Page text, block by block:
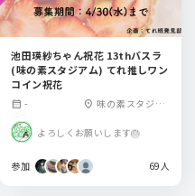
池田瑛紗ちゃん祝花 13thバスラ
(味の素スタジアム) てれ推しワン
コイン祝花
calendar_month - location_on 味の素スタジア
よろしくお願いします🎂
参加 69人